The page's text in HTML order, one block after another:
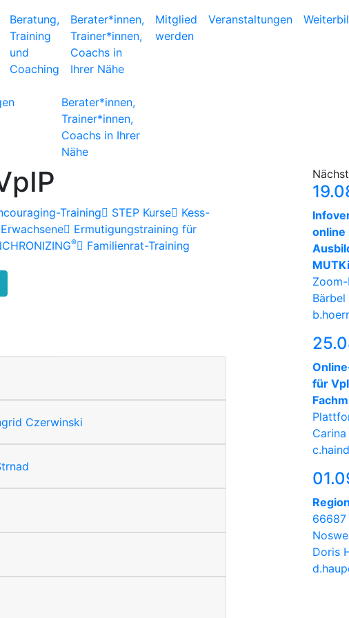
Beratung,
Training
und
Coaching
Berater*innen,
Trainer*innen,
Coachs in
Ihrer Nähe
Mitglied
werden
Veranstaltungen
Berater*innen,
Trainer*innen,
Coachs in Ihrer
Nähe
Training STEP Kurse
Kess-
Ermutigungstraining für
®
Familienrat-Training
Czerwinski
online
für
66687
Doris